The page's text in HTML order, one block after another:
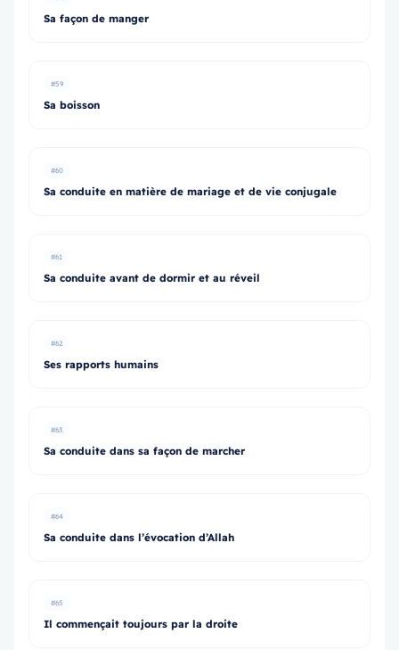
Sa façon de manger
#59
Sa boisson
#60
Sa conduite en matière de mariage et de vie conjugale
#61
Sa conduite avant de dormir et au réveil
#62
Ses rapports humains
#63
Sa conduite dans sa façon de marcher
#64
Sa conduite dans l’évocation d’Allah
#65
Il commençait toujours par la droite